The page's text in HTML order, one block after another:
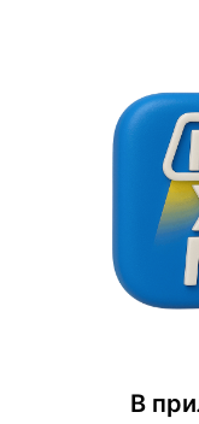
В
Категории
Подвесные кресла